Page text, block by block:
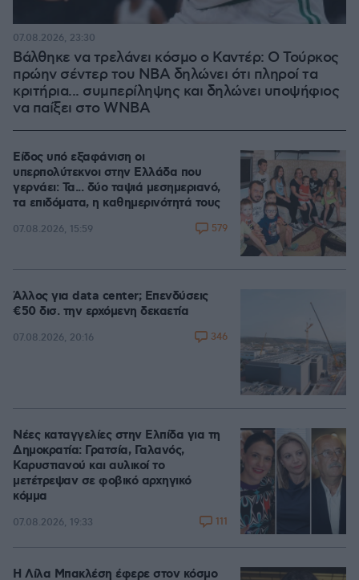
Βάλθηκε να τρελάνει κόσμο ο Καντέρ: Ο Τούρκος
πρώην σέντερ του NBA δηλώνει ότι πληροί τα
κριτήρια... συμπερίληψης και δηλώνει υποψήφιος
να παίξει στο WNBA
07.08.2026, 23:30
Είδος υπό εξαφάνιση οι
υπερπολύτεκνοι στην Ελλάδα που
γερνάει: Τα... δύο ταψιά μεσημεριανό,
τα επιδόματα, η καθημερινότητά τους
07.08.2026, 15:59 579
Άλλος για data center; Επενδύσεις
€50 δισ. την ερχόμενη δεκαετία
07.08.2026, 20:16 346
Νέες καταγγελίες στην Ελπίδα για τη
Δημοκρατία: Γρατσία, Γαλανός,
Καρυστιανού και αυλικοί το
μετέτρεψαν σε φοβικό αρχηγικό
κόμμα
07.08.2026, 19:33 111
Η Λίλα Μπακλέση έφερε στον κόσμο